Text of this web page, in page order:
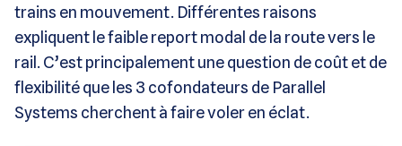
trains en mouvement. Différentes raisons
expliquent le faible report modal de la route vers le
rail. C’est principalement une question de coût et de
flexibilité que les 3 cofondateurs de Parallel
Systems cherchent à faire voler en éclat.